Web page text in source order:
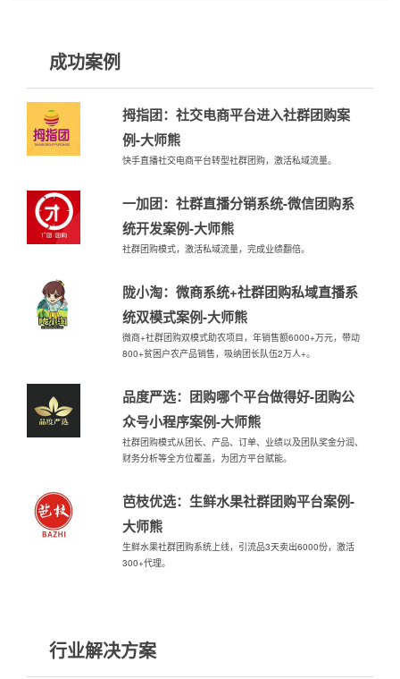
成功案例
拇指团：社交电商平台进入社群团购案
例-大师熊
快手直播社交电商平台转型社群团购，激活私域流量。
一加团：社群直播分销系统-微信团购系
统开发案例-大师熊
社群团购模式，激活私域流量，完成业绩翻倍。
陇小淘：微商系统+社群团购私域直播系
统双模式案例-大师熊
微商+社群团购双模式助农项目，年销售额6000+万元，带动
800+贫困户农产品销售，吸纳团长队伍2万人+。
品度严选：团购哪个平台做得好-团购公
众号小程序案例-大师熊
社群团购模式从团长、产品、订单、业绩以及团队奖金分润、
财务分析等全方位覆盖，为团方平台赋能。
芭枝优选：生鲜水果社群团购平台案例-
大师熊
生鲜水果社群团购系统上线，引流品3天卖出6000份，激活
300+代理。
行业解决方案